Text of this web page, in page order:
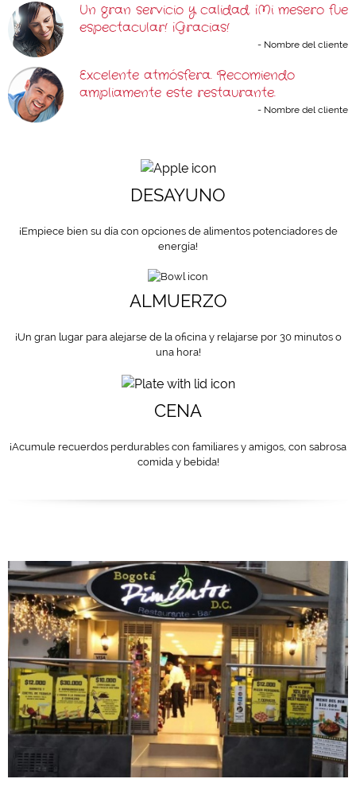
Un gran servicio y calidad. ¡Mi mesero fue
espectacular! ¡Gracias!
- Nombre del cliente
Excelente atmósfera. Recomiendo
ampliamente este restaurante.
- Nombre del cliente
DESAYUNO
¡Empiece bien su día con opciones de alimentos potenciadores de
energía!
ALMUERZO
¡Un gran lugar para alejarse de la oficina y relajarse por 30 minutos o
una hora!
CENA
¡Acumule recuerdos perdurables con familiares y amigos, con sabrosa
comida y bebida!